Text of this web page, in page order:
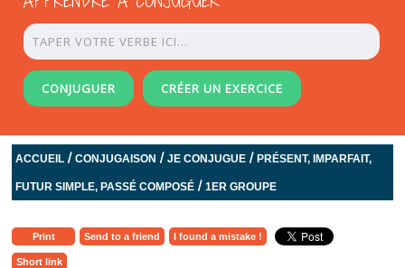
CONJUGUER CRÉER UN EXERCICE
ACCUEIL /CONJUGAISON /JE CONJUGUE /PRÉSENT, IMPARFAIT,
FUTUR SIMPLE, PASSÉ COMPOSÉ /1ER GROUPE
Print Send to a friend I found a mistake !
Short link